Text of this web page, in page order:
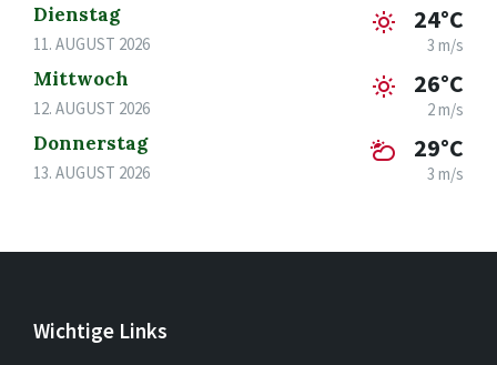
Dienstag
11. AUGUST 2026
24°C
3 m/s
Mittwoch
12. AUGUST 2026
26°C
2 m/s
Donnerstag
13. AUGUST 2026
29°C
3 m/s
Wichtige Links